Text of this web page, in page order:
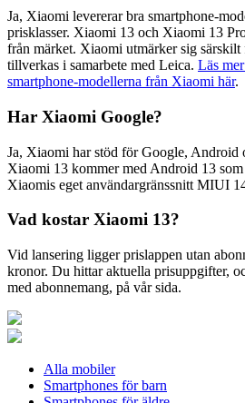
Ja, Xiaomi levererar bra smartphone-
prisklasser. Xiaomi 13 och Xiaomi 13
från märket. Xiaomi utmärker sig särskilt
tillverkas i samarbete med Leica. Läs
smartphone-modellerna från Xiaomi här.
Har Xiaomi Google?
Ja, Xiaomi har stöd för Google, Android
Xiaomi 13 kommer med Android 13 som
Xiaomis eget användargränssnitt MIUI
Vad kostar Xiaomi 13?
Vid lansering ligger prislappen utan
kronor. Du hittar aktuella prisuppgifter,
med abonnemang, på vår sida.
Alla mobiler
Smartphones för barn